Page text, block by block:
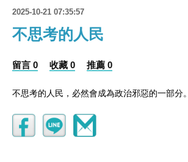
2025-10-21 07:35:57
不思考的人民
留言 0 收藏 0 推薦 0
不思考的人民，必然會成為政治邪惡的一部分。